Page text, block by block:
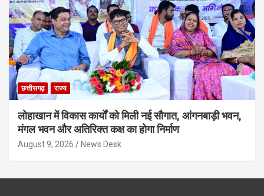
छत्तीसगढ़ राज्य
लोहाखान में विकास कार्यों को मिली नई सौगात, आंगनबाड़ी भवन,
मंगल भवन और अतिरिक्त कक्ष का होगा निर्माण
August 9, 2026 News Desk